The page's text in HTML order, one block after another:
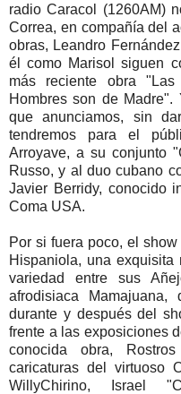
radio Caracol (1260AM)
Correa, en compañía del
obras, Leandro
él como Marisol siguen
más reciente obra
Hombres son de
que anunciamos, sin
tendremos para el
Arroyave, a su conjunto
Russo, y al duo cubano
Javier Berridy, conocido
Coma USA.
Por si fuera poco, el
Hispaniola, una
variedad entre sus
afrodisiaca
durante y después del
frente a las exposiciones
conocida obra,
caricaturas del virtuoso
WillyChirino, Israel